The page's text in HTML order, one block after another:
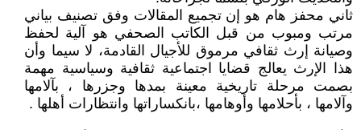
ثاني محفز هام هو إن تجميع المقالات وفق تصنيف بياني
مرتب ومبوب من قبل الكاتب الصحفي هو آلية لحفظ
وصيانة إرث ثقافي مرموق للأجيال القادمة، لا سيما وأن
هذا الإرث يعالج قضايا اجتماعية ثقافية وسياسية مهمة
بصمت مرحلة تاريخية معينة بمدها وجزرها ، بآلامها
وآلامها ، بأحلامها وأوهامها ،بانكساراتها وانتظارات أهلها .